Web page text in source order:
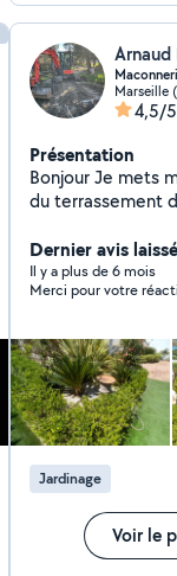
Marseille
4,5/5
Présentation
Bonjour Je mets mes services à votre disposition pour
du terrassement
Rapidement
Dernier avis
Il y a plus de 6 mois
Merci pour votre
Jardinage
Voir le